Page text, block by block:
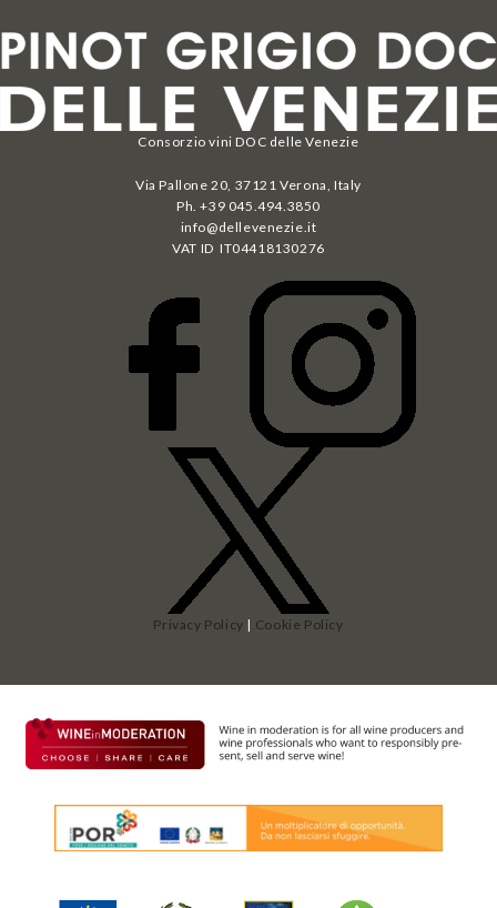
Consorzio vini DOC delle Venezie
Via Pallone 20, 37121 Verona, Italy
Ph. +39 045.494.3850
info@dellevenezie.it
VAT ID IT04418130276
Privacy Policy | Cookie Policy